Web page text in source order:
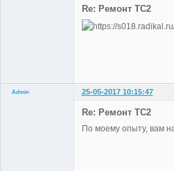
Re: Ремонт TC2
Admin 25-05-2017 10:15:47
Re: Ремонт TC2
По моему опыту, вам